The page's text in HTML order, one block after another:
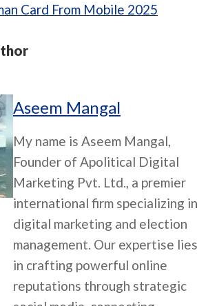
Card From Mobile 2025
Aseem Mangal
My name is Aseem Mangal,
Founder of Apolitical Digital
Marketing Pvt. Ltd., a premier
international firm specializing in
digital marketing and election
management. Our expertise lies
in crafting powerful online
reputations through strategic